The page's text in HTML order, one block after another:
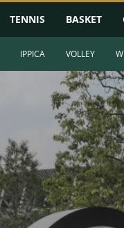
TENNIS BASKET
IPPICA VOLLEY